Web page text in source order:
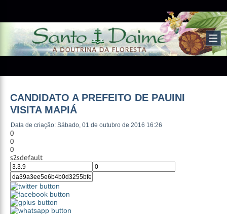
CANDIDATO A PREFEITO DE PAUINI
VISITA MAPIÁ
Data de criação: Sábado, 01 de outubro de 2016 16:26
0
0
0
s2sdefault